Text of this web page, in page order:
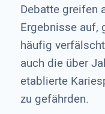
Debatte greifen
Ergebnisse auf,
häufig
auch die über
etablierte
zu gefährden.